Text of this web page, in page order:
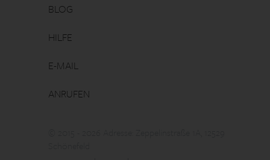
BLOG
HILFE
E-MAIL
ANRUFEN